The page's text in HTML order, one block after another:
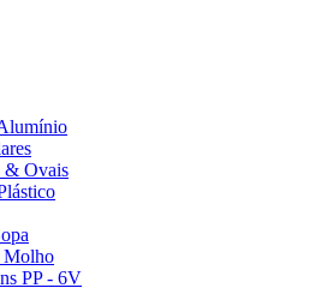
& Ovais
Molho
PP - 6V